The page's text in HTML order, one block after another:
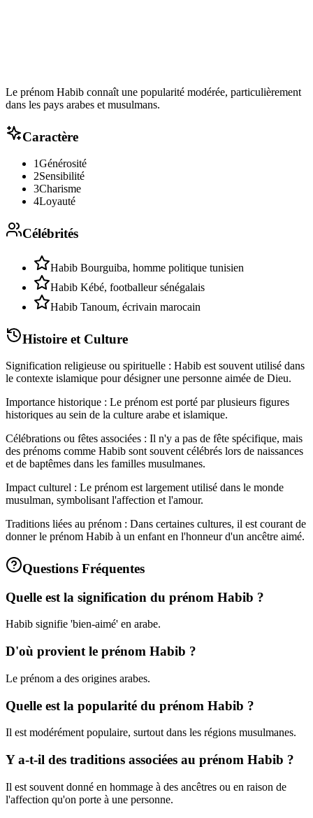
Le prénom Habib connaît une popularité modérée, particulièrement
dans les pays arabes et musulmans.
Caractère
1Générosité
2Sensibilité
3Charisme
4Loyauté
Célébrités
Habib Bourguiba, homme politique tunisien
Habib Kébé, footballeur sénégalais
Habib Tanoum, écrivain marocain
Histoire et Culture
Signification religieuse ou spirituelle : Habib est souvent utilisé dans
le contexte islamique pour désigner une personne aimée de Dieu.
Importance historique : Le prénom est porté par plusieurs figures
historiques au sein de la culture arabe et islamique.
Célébrations ou fêtes associées : Il n'y a pas de fête spécifique, mais
des prénoms comme Habib sont souvent célébrés lors de naissances
et de baptêmes dans les familles musulmanes.
Impact culturel : Le prénom est largement utilisé dans le monde
musulman, symbolisant l'affection et l'amour.
Traditions liées au prénom : Dans certaines cultures, il est courant de
donner le prénom Habib à un enfant en l'honneur d'un ancêtre aimé.
Questions Fréquentes
Quelle est la signification du prénom Habib ?
Habib signifie 'bien-aimé' en arabe.
D'où provient le prénom Habib ?
Le prénom a des origines arabes.
Quelle est la popularité du prénom Habib ?
Il est modérément populaire, surtout dans les régions musulmanes.
Y a-t-il des traditions associées au prénom Habib ?
Il est souvent donné en hommage à des ancêtres ou en raison de
l'affection qu'on porte à une personne.